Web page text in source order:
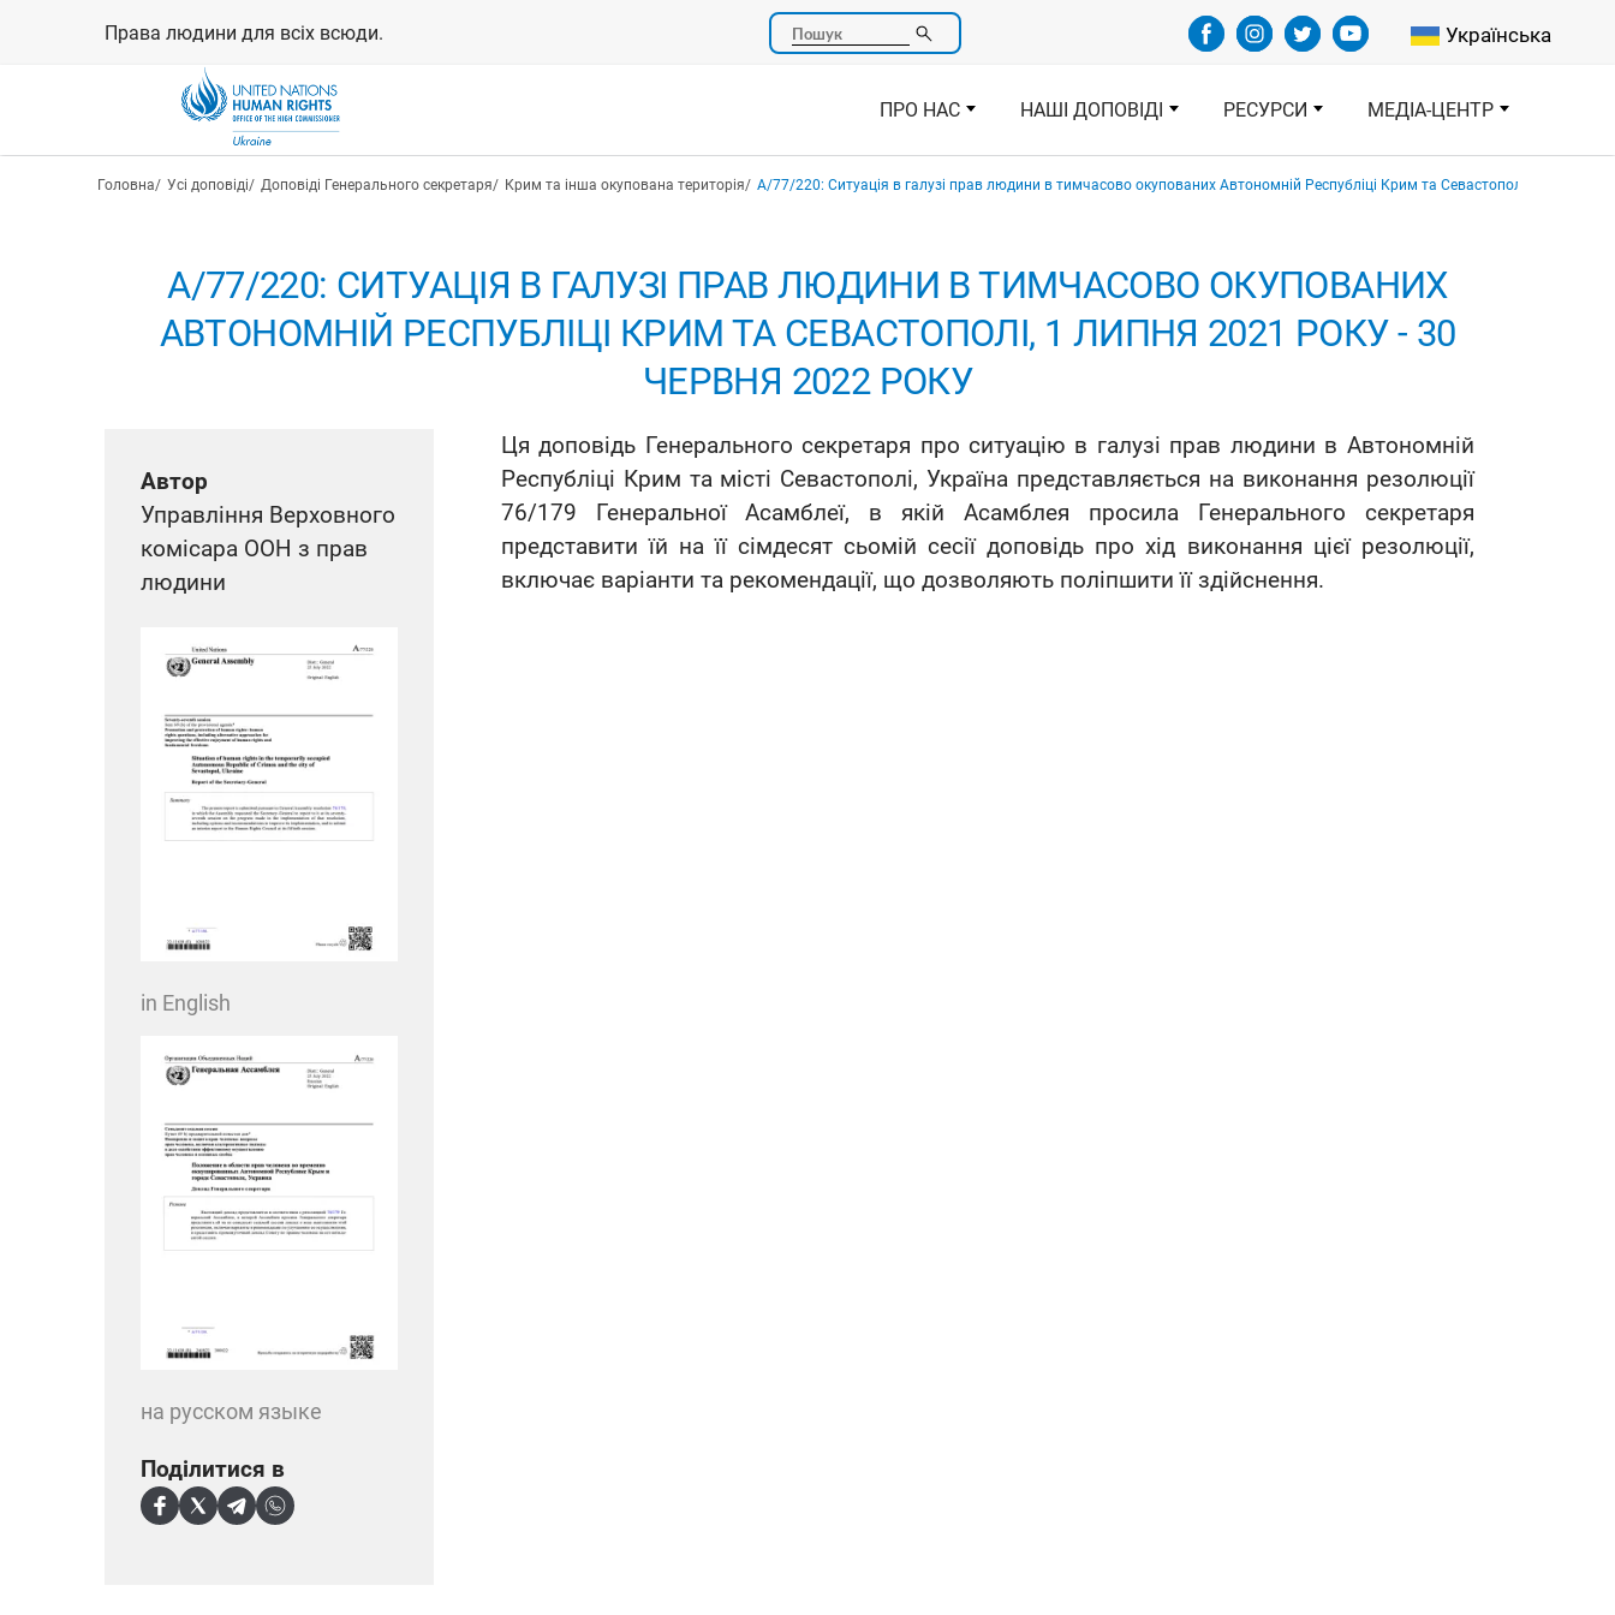
Права людини для всіх всюди. Пошук Select your
Українська
ПРО НАС НАШІ ДОПОВІДІ РЕСУРСИ МЕДІА-ЦЕНТР
Рядок навіґації
Головна Усі доповіді Доповіді Генерального секретаря Крим та інша окупована територія A/77/220: Ситуація в галузі прав людини в тимчасово окупованих Автономній Республіці Крим та Севастополі, 1 липня
A/77/220: СИТУАЦІЯ В ГАЛУЗІ ПРАВ ЛЮДИНИ В ТИМЧАСОВО ОКУПОВАНИХ
АВТОНОМНІЙ РЕСПУБЛІЦІ КРИМ ТА СЕВАСТОПОЛІ, 1 ЛИПНЯ 2021 РОКУ - 30
ЧЕРВНЯ 2022 РОКУ
Ця доповідь Генерального секретаря про ситуацію в галузі прав людини в Автономній
Республіці Крим та місті Севастополі, Україна представляється на виконання резолюції
76/179 Генеральної Асамблеї, в якій Асамблея просила Генерального секретаря
представити їй на її сімдесят сьомій сесії доповідь про хід виконання цієї резолюції,
включає варіанти та рекомендації, що дозволяють поліпшити її здійснення.
Автор
Управління Верховного
комісара ООН з прав
людини
in English
на русском языке
Поділитися в